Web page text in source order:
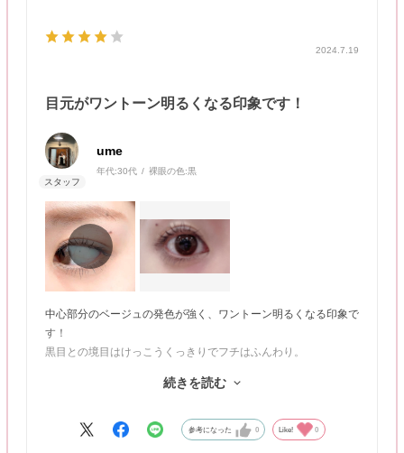
2024.7.19
目元がワントーン明るくなる印象です！
ume
年代:30代 裸眼の色:黒
中心部分のベージュの発色が強く、ワントーン明るくなる印象で
す！
黒目との境目はけっこうくっきりでフチはふんわり。
動画：自然光／静止画：室内蛍光灯
続きを読む
参考になった 0 Like! 0